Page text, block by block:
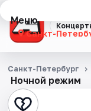
Меню
Санкт-
Концерты
Театр
Ночной режим
Санкт-Петербург